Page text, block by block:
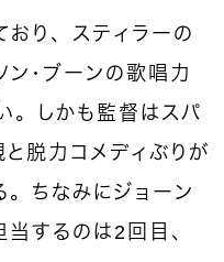
り、スティラーの
・ブーンの歌唱力
。しかも監督はスパ
脱力コメディぶりが
ちなみにジョーン
するのは2回目、